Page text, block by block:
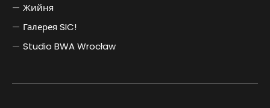
Жийня
Галерея SIC!
Studio BWA Wrocław